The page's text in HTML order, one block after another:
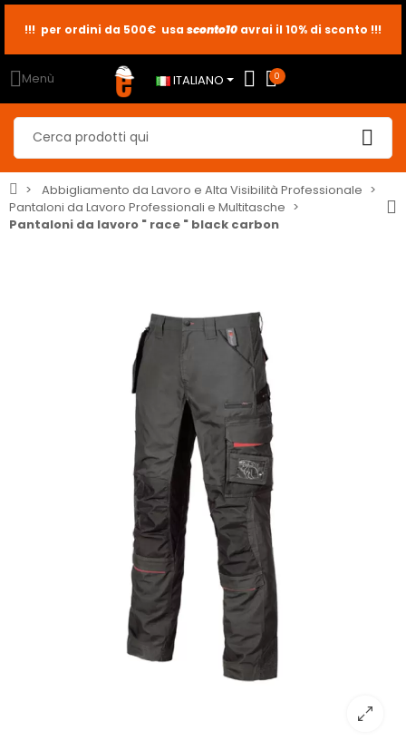
sconto2
sconto5
!!! per ordini da 500€ usa sconto10 avrai il 10% di sconto !!!
Menù ITALIANO 0
Abbigliamento da Lavoro e Alta Visibilità Professionale
Pantaloni da Lavoro Professionali e Multitasche
Pantaloni da lavoro " race " black carbon